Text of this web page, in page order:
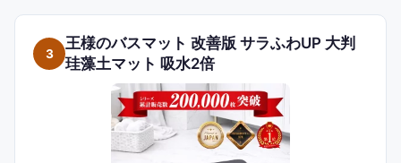
3
王様のバスマット 改善版 サラふわUP 大判
珪藻土マット 吸水2倍